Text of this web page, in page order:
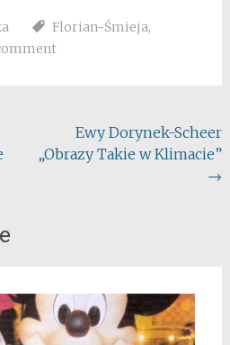
Florian-Śmieja,
Ewy Dorynek-Scheer
„Obrazy Takie w Klimacie”
→